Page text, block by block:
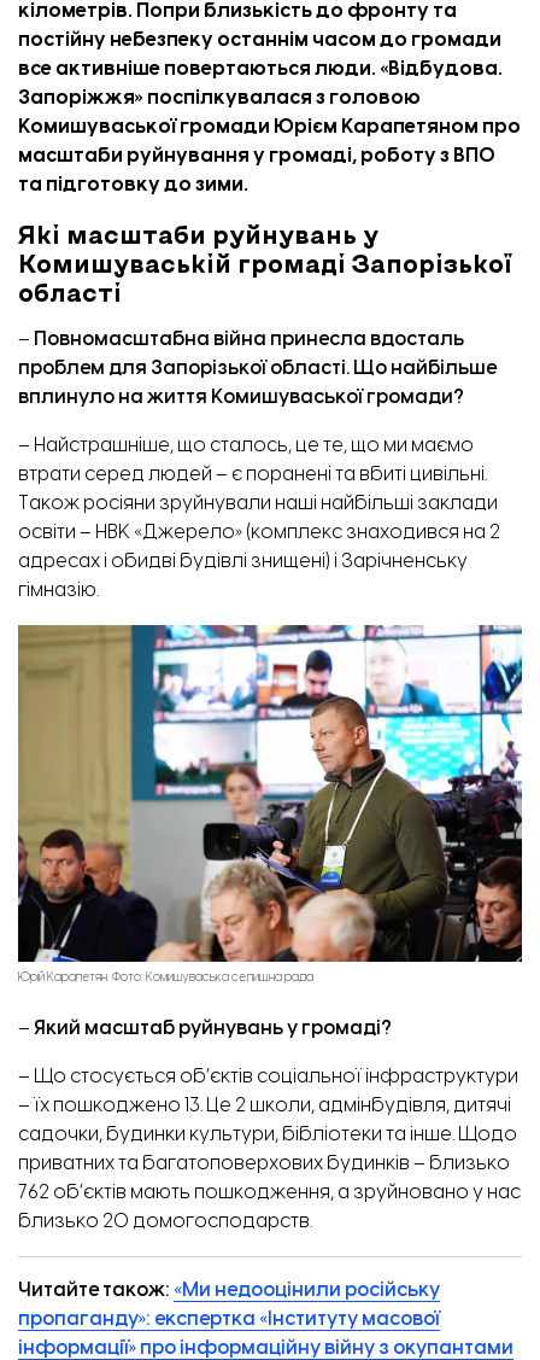
кілометрів. Попри близькість до фронту та
постійну небезпеку останнім часом до громади
все активніше повертаються люди. «Відбудова.
Запоріжжя» поспілкувалася з головою
Комишуваської громади Юрієм Карапетяном про
масштаби руйнування у громаді, роботу з ВПО
та підготовку до зими.
Які масштаби руйнувань у
Комишуваській громаді Запорізької
області
– Повномасштабна війна принесла вдосталь
проблем для Запорізької області. Що найбільше
вплинуло на життя Комишуваської громади?
– Найстрашніше, що сталось, це те, що ми маємо
втрати серед людей – є поранені та вбиті цивільні.
Також росіяни зруйнували наші найбільші заклади
освіти – НВК «Джерело» (комплекс знаходився на 2
адресах і обидві будівлі знищені) і Зарічненську
гімназію.
Юрій Карапетян. Фото: Комишуваська селищна рада
– Який масштаб руйнувань у громаді?
– Що стосується об’єктів соціальної інфраструктури
– їх пошкоджено 13. Це 2 школи, адмінбудівля, дитячі
садочки, будинки культури, бібліотеки та інше. Щодо
приватних та багатоповерхових будинків – близько
762 об’єктів мають пошкодження, а зруйновано у нас
близько 20 домогосподарств.
Читайте також: «Ми недооцінили російську
пропаганду»: експертка «Інституту масової
інформації» про інформаційну війну з окупантами